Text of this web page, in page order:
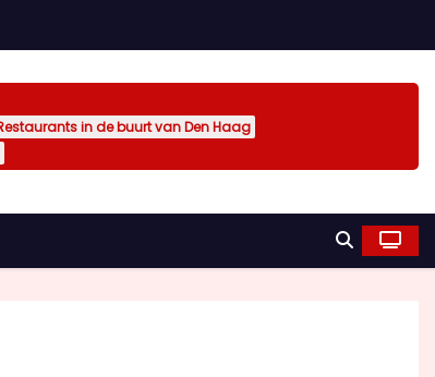
in de buurt van Den Haag